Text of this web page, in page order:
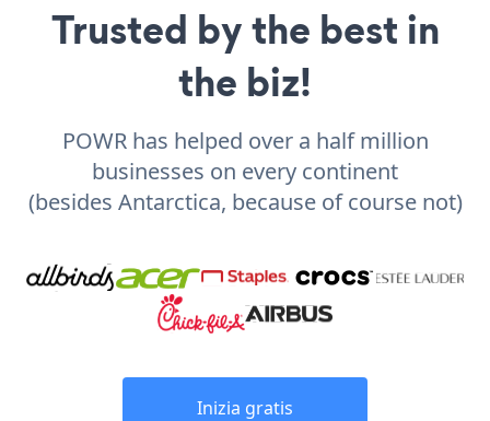
Trusted by the best in
the biz!
POWR has helped over a half million
businesses on every continent
(besides Antarctica, because of course not)
Inizia gratis